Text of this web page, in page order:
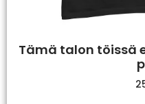
Tämä talon töissä